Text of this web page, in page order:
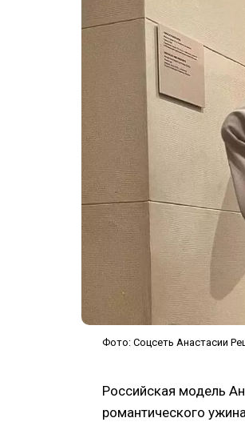
Фото: Соцсеть Анастасии
Российская модель
романтического